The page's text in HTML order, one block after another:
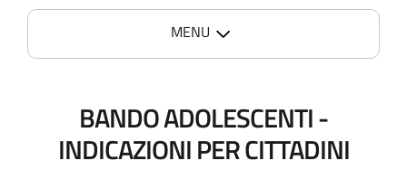
MENU
BANDO ADOLESCENTI -
INDICAZIONI PER CITTADINI